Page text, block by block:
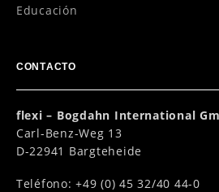
Educación
CONTACTO
flexi – Bogdahn International
Carl-Benz-Weg 13
D-22941 Bargteheide
Teléfono: +49 (0) 45 32/40 44-0